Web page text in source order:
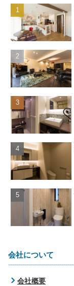
会社について
会社概要